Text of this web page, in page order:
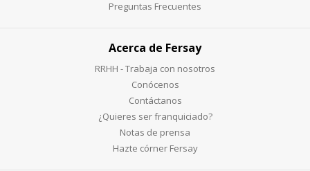
Preguntas Frecuentes
Acerca de Fersay
RRHH - Trabaja con nosotros
Conócenos
Contáctanos
¿Quieres ser franquiciado?
Notas de prensa
Hazte córner Fersay